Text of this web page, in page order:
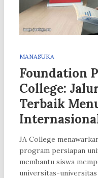
MANASUKA
Foundation
College:
Terbaik
JA College
program persiapan
membantu siswa
universitas-